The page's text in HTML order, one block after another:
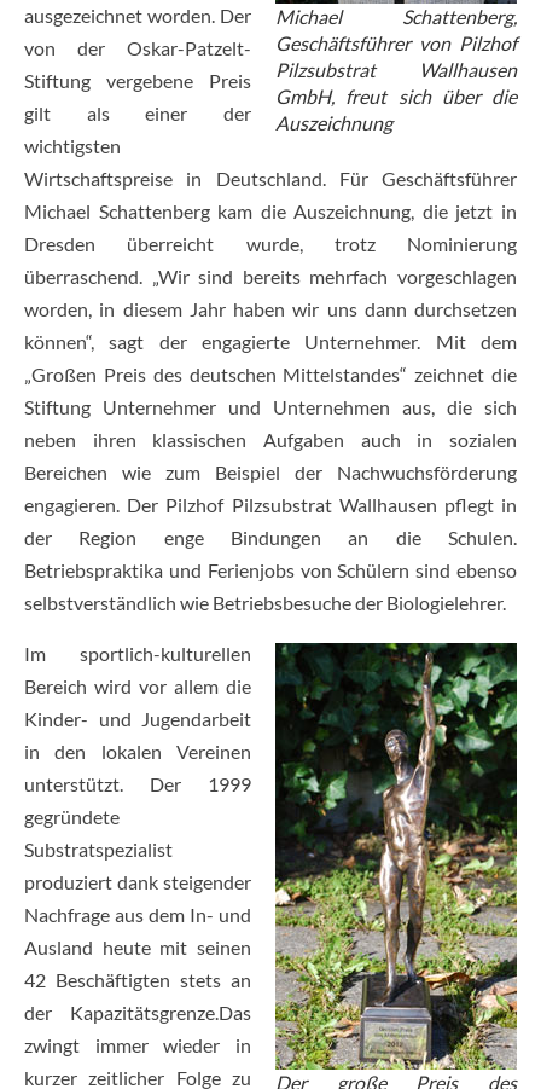
Michael Schattenberg,
Geschäftsführer von Pilzhof
Pilzsubstrat Wallhausen
GmbH, freut sich über die
Auszeichnung
ausgezeichnet worden. Der
von der Oskar-Patzelt-
Stiftung vergebene Preis
gilt als einer der
wichtigsten
Wirtschaftspreise in Deutschland. Für Geschäftsführer
Michael Schattenberg kam die Auszeichnung, die jetzt in
Dresden überreicht wurde, trotz Nominierung
überraschend. „Wir sind bereits mehrfach vorgeschlagen
worden, in diesem Jahr haben wir uns dann durchsetzen
können“, sagt der engagierte Unternehmer. Mit dem
„Großen Preis des deutschen Mittelstandes“ zeichnet die
Stiftung Unternehmer und Unternehmen aus, die sich
neben ihren klassischen Aufgaben auch in sozialen
Bereichen wie zum Beispiel der Nachwuchsförderung
engagieren. Der Pilzhof Pilzsubstrat Wallhausen pflegt in
der Region enge Bindungen an die Schulen.
Betriebspraktika und Ferienjobs von Schülern sind ebenso
selbstverständlich wie Betriebsbesuche der Biologielehrer.
Der große Preis des
Im sportlich-kulturellen
Bereich wird vor allem die
Kinder- und Jugendarbeit
in den lokalen Vereinen
unterstützt. Der 1999
gegründete
Substratspezialist
produziert dank steigender
Nachfrage aus dem In- und
Ausland heute mit seinen
42 Beschäftigten stets an
der Kapazitätsgrenze.Das
zwingt immer wieder in
kurzer zeitlicher Folge zu